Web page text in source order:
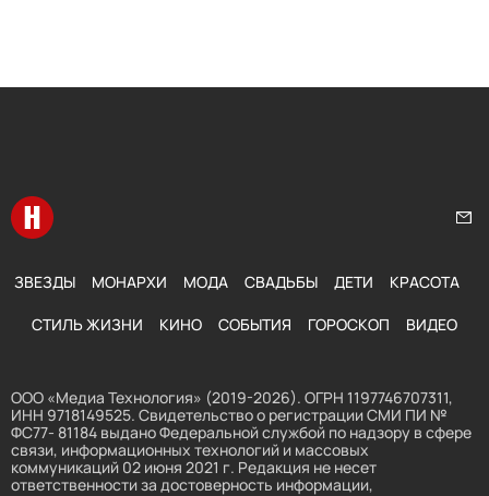
Перейти на главную
ЗВЕЗДЫ МОНАРХИ МОДА СВАДЬБЫ ДЕТИ КРАСОТА
СТИЛЬ ЖИЗНИ КИНО СОБЫТИЯ ГОРОСКОП ВИДЕО
ООО «Медиа Технология» (2019-2026). ОГРН 1197746707311,
ИНН 9718149525. Свидетельство о регистрации СМИ ПИ №
ФС77- 81184 выдано Федеральной службой по надзору в сфере
связи, информационных технологий и массовых
коммуникаций 02 июня 2021 г. Редакция не несет
ответственности за достоверность информации,